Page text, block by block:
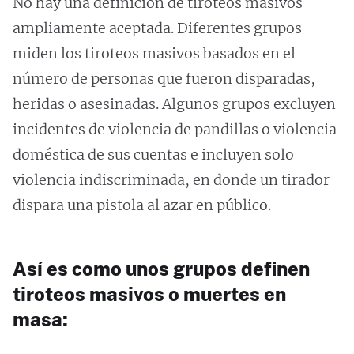
ampliamente aceptada. Diferentes grupos
miden los tiroteos masivos basados en el
número de personas que fueron disparadas,
heridas o asesinadas. Algunos grupos excluyen
incidentes de violencia de pandillas o violencia
doméstica de sus cuentas e incluyen solo
violencia indiscriminada, en donde un tirador
dispara una pistola al azar en público.
Así es como unos grupos definen
tiroteos masivos o muertes en
masa: